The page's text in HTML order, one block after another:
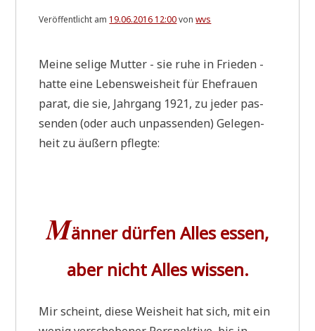
Veröffentlicht am 19.06.2016 12:00vonwvs
Mei­ne seli­ge Mut­ter - sie ruhe in Frie­den -
hat­te eine Lebens­weis­heit für Ehe­frau­en
parat, die sie, Jahr­gang 1921, zu jeder pas­
sen­den (oder auch unpas­sen­den) Gele­gen­
heit zu äußern pflegte:
Männer dürfen Alles essen,
aber nicht Alles wissen.
Mir scheint, die­se Weis­heit hat sich, mit ein